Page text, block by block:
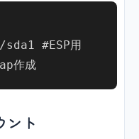
#ESP用
ント